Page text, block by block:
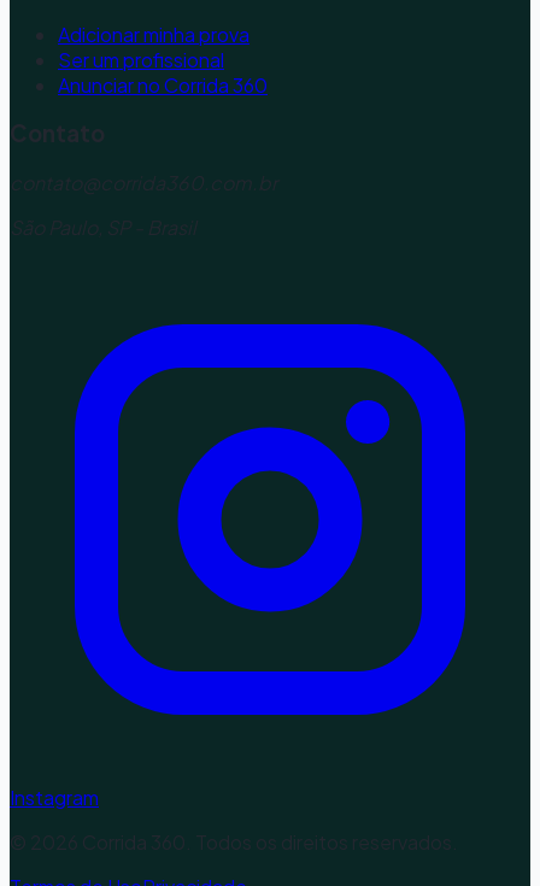
Adicionar minha prova
Ser um profissional
Anunciar no Corrida 360
Contato
contato@corrida360.com.br
São Paulo, SP - Brasil
Instagram
© 2026 Corrida 360. Todos os direitos reservados.